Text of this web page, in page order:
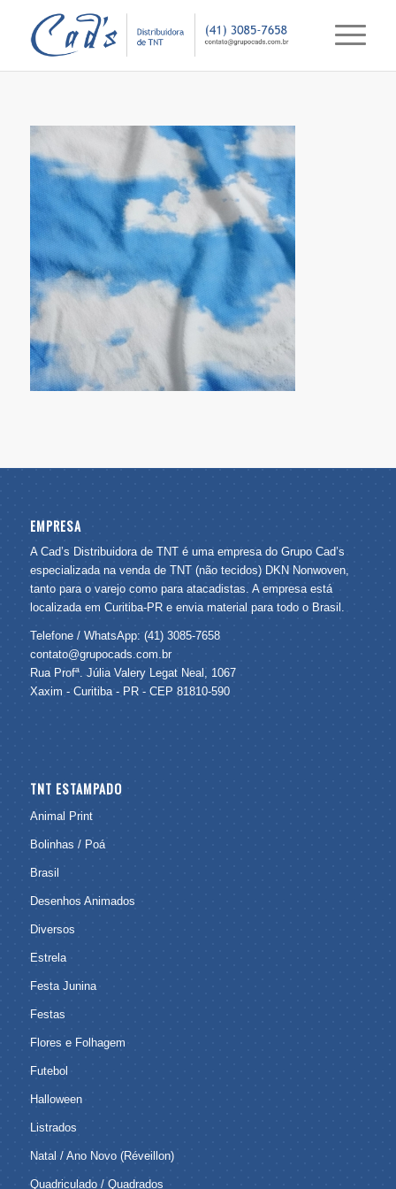
EMPRESA
A Cad’s Distribuidora de TNT é uma empresa do Grupo Cad’s
especializada na venda de TNT (não tecidos) DKN Nonwoven,
tanto para o varejo como para atacadistas. A empresa está
localizada em Curitiba-PR e envia material para todo o Brasil.
Telefone / WhatsApp: (41) 3085-7658
contato@grupocads.com.br
Rua Profª. Júlia Valery Legat Neal, 1067
Xaxim - Curitiba - PR - CEP 81810-590
TNT ESTAMPADO
Animal Print
Bolinhas / Poá
Brasil
Desenhos Animados
Diversos
Estrela
Festa Junina
Festas
Flores e Folhagem
Futebol
Halloween
Listrados
Natal / Ano Novo (Réveillon)
Quadriculado / Quadrados